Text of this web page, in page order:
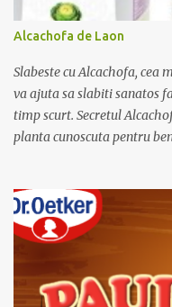
Alcachofa de Laon
Slabeste cu Alcachofa, cea
va ajuta sa slabiti sanatos
timp scurt. Secretul
planta cunoscuta pentru